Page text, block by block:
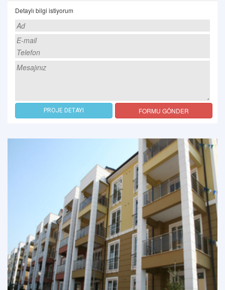
Detaylı bilgi istiyorum
PROJE DETAYI FORMU GÖNDER